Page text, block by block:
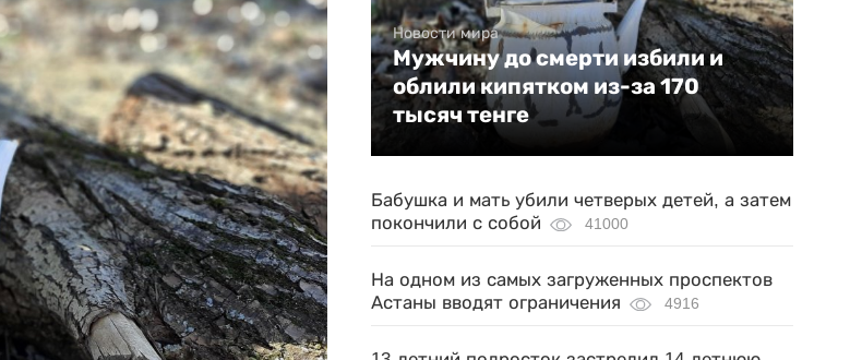
Новости мира
Мужчину до смерти избили и
облили кипятком из-за 170
тысяч тенге
Бабушка и мать убили четверых детей, а затем
покончили с собой
41000
На одном из самых загруженных проспектов
Астаны вводят ограничения
4916